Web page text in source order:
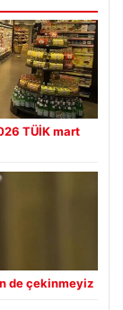
TÜİK mart
de çekinmeyiz